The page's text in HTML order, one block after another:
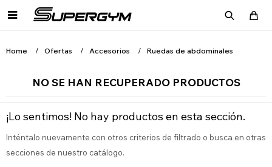

Home Ofertas Accesorios Ruedas de abdominales
NO SE HAN RECUPERADO PRODUCTOS
¡Lo sentimos! No hay productos en esta sección.
Inténtalo nuevamente con otros criterios de filtrado o busca en otras
secciones de nuestro catálogo.